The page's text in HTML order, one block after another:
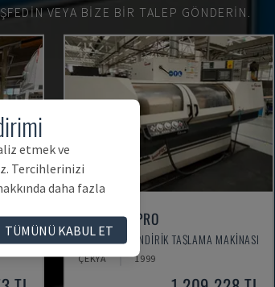
VEYA BIZE BIR TALEP GÖNDERIN.
S30 LEAN PRO
STUDER - SILINDIRIK TAŞLAMA MAKINASI
ÇEKYA 1999
etmek ve
Tercihlerinizi
daha fazla
TÜMÜNÜ KABUL ET